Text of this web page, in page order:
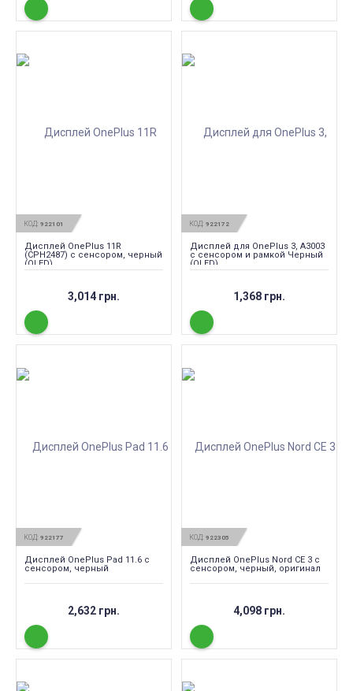
КОД: 922101
Дисплей OnePlus 11R
(CPH2487) с сенсором, черный
(OLED)
3,014 грн.
КОД: 922172
Дисплей для OnePlus 3, A3003
с сенсором и рамкой Черный
(OLED)
1,368 грн.
КОД: 922177
Дисплей OnePlus Pad 11.6 с
сенсором, черный
2,632 грн.
КОД: 922305
Дисплей OnePlus Nord CE 3 с
сенсором, черный, оригинал
4,098 грн.